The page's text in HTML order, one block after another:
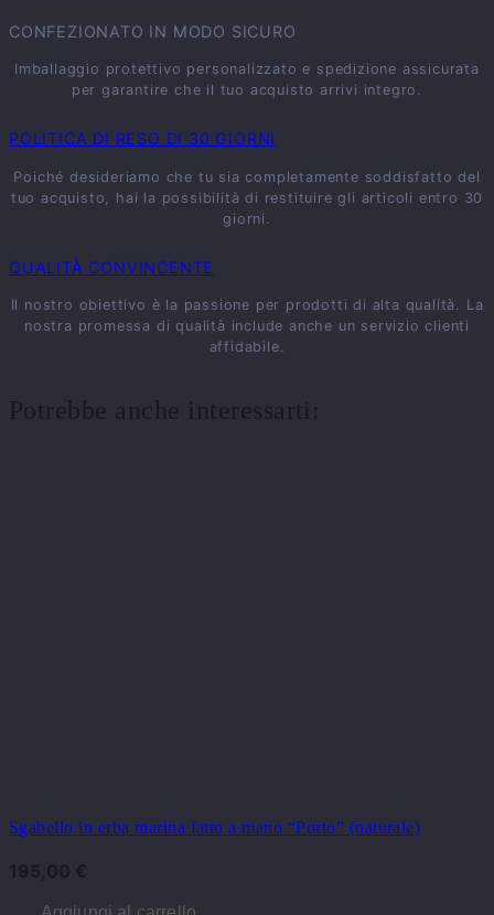
CONFEZIONATO IN MODO SICURO
Imballaggio protettivo personalizzato e spedizione assicurata
per garantire che il tuo acquisto arrivi integro.
POLITICA DI RESO DI 30 GIORNI
Poiché desideriamo che tu sia completamente soddisfatto del
tuo acquisto, hai la possibilità di restituire gli articoli entro 30
giorni.
QUALITÀ CONVINCENTE
Il nostro obiettivo è la passione per prodotti di alta qualità. La
nostra promessa di qualità include anche un servizio clienti
affidabile.
Potrebbe anche interessarti:
Sgabello in erba marina fatto a mano “Porto” (naturale)
195,00 €